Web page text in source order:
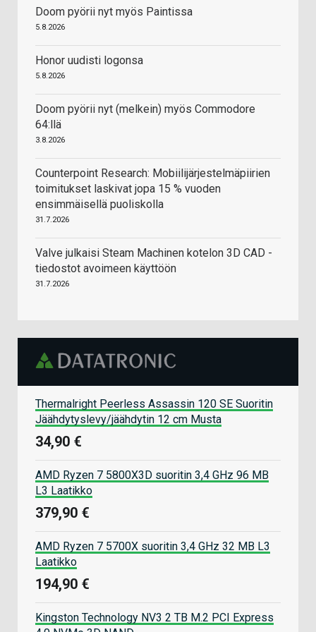
Doom pyörii nyt myös Paintissa
5.8.2026
Honor uudisti logonsa
5.8.2026
Doom pyörii nyt (melkein) myös Commodore
64:llä
3.8.2026
Counterpoint Research: Mobiilijärjestelmäpiirien
toimitukset laskivat jopa 15 % vuoden
ensimmäisellä puoliskolla
31.7.2026
Valve julkaisi Steam Machinen kotelon 3D CAD -
tiedostot avoimeen käyttöön
31.7.2026
Thermalright Peerless Assassin 120 SE Suoritin
Jäähdytyslevy/jäähdytin 12 cm Musta
34,90 €
AMD Ryzen 7 5800X3D suoritin 3,4 GHz 96 MB
L3 Laatikko
379,90 €
AMD Ryzen 7 5700X suoritin 3,4 GHz 32 MB L3
Laatikko
194,90 €
Kingston Technology NV3 2 TB M.2 PCI Express